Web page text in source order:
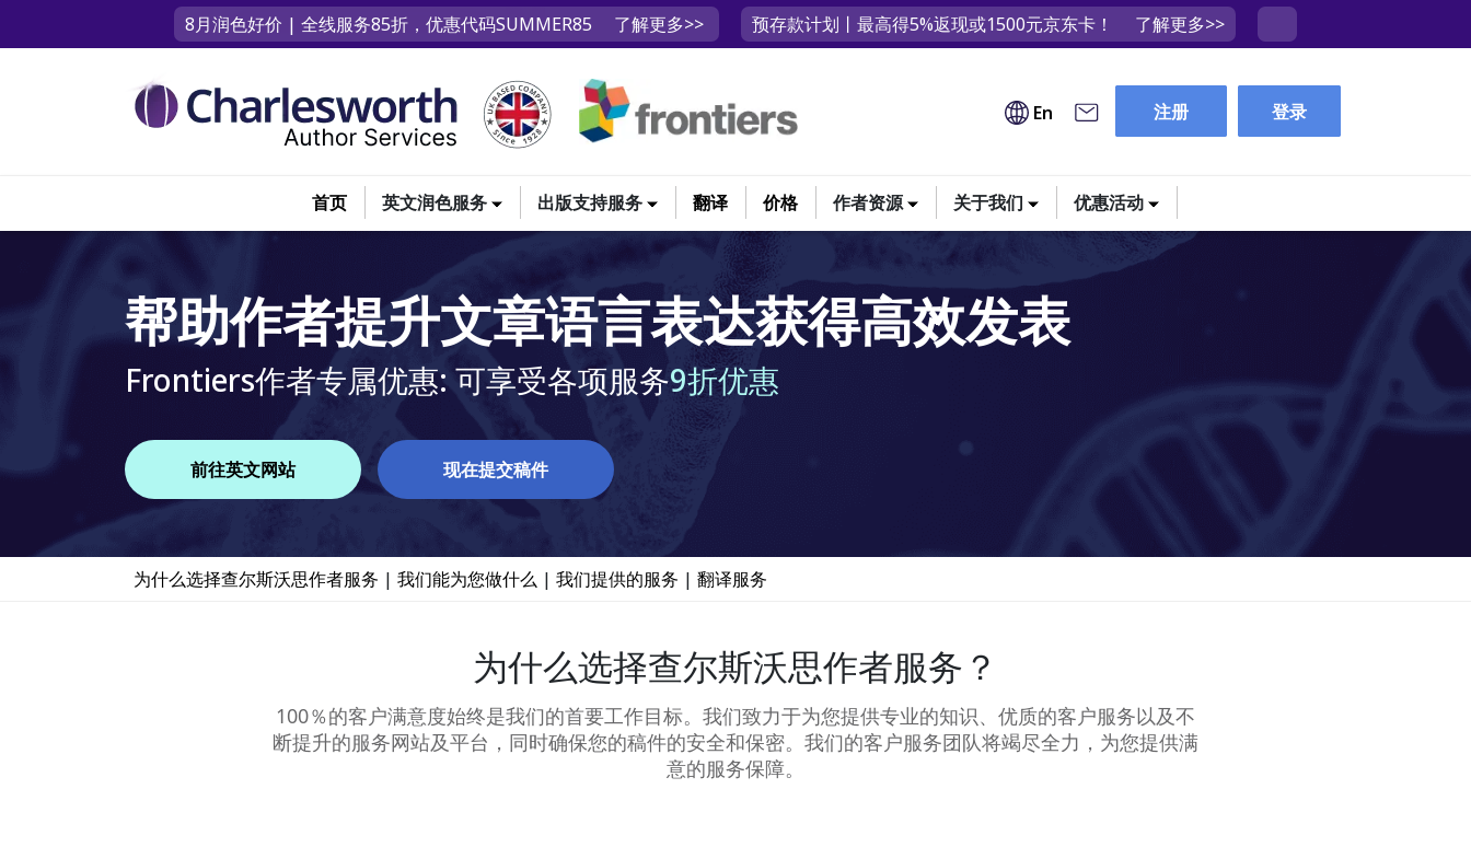
8月润色好价 | 全线服务85折，优惠代码SUMMER85 了解更多>> 预存款计划丨最高得5%返现或1500元京东卡！ 了解更多>>
En 注册 登录
首页 英文润色服务 出版支持服务 翻译 价格 作者资源 关于我们 优惠活动
帮助作者提升文章语言表达获得高效发表
Frontiers作者专属优惠: 可享受各项服务9折优惠
前往英文网站 现在提交稿件
为什么选择查尔斯沃思作者服务 | 我们能为您做什么 | 我们提供的服务 | 翻译服务
为什么选择查尔斯沃思作者服务？
100％的客户满意度始终是我们的首要工作目标。我们致力于为您提供专业的知识、优质的客户服务以及不
断提升的服务网站及平台，同时确保您的稿件的安全和保密。我们的客户服务团队将竭尽全力，为您提供满
意的服务保障。